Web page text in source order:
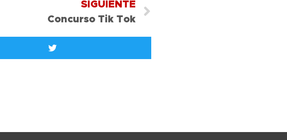
SIGUIENTE
Concurso Tik Tok